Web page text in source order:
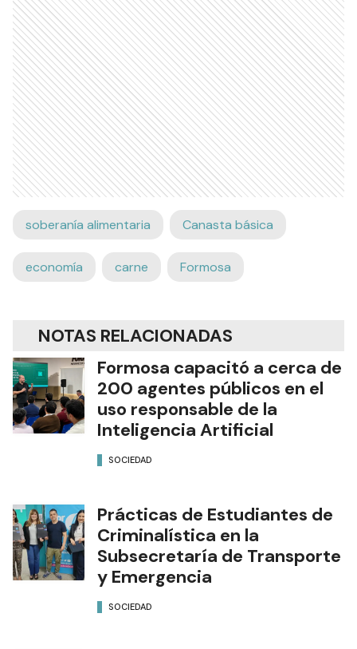
soberanía alimentaria Canasta básica
economía carne Formosa
NOTAS RELACIONADAS
Formosa capacitó a cerca de
200 agentes públicos en el
uso responsable de la
Inteligencia Artificial
SOCIEDAD
Prácticas de Estudiantes de
Criminalística en la
Subsecretaría de Transporte
y Emergencia
SOCIEDAD